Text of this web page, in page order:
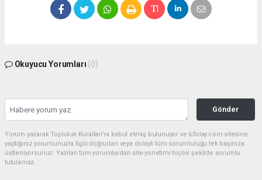
Okuyucu Yorumları (0)
Gönder
Yorum yazarak Topluluk Kuralları’nı kabul etmiş bulunuyor ve 63olay.com sitesine
yaptığınız yorumunuzla ilgili doğrudan veya dolaylı tüm sorumluluğu tek başınıza
üstleniyorsunuz. Yazılan tüm yorumlardan site yönetimi hiçbir şekilde sorumlu
tutulamaz.